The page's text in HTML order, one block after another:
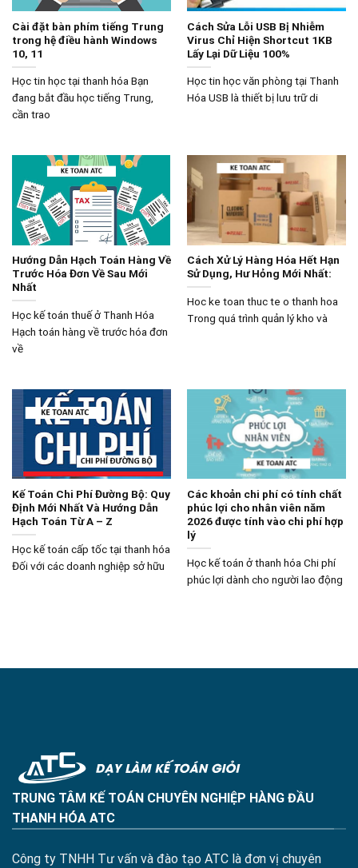
Cài đặt bàn phím tiếng Trung
trong hệ điều hành Windows
10, 11
Học tin học tại thanh hóa Bạn
đang bắt đầu học tiếng Trung,
cần trao
Cách Sửa Lỗi USB Bị Nhiễm
Virus Chỉ Hiện Shortcut 1KB
Lấy Lại Dữ Liệu 100%
Học tin học văn phòng tại Thanh
Hóa USB là thiết bị lưu trữ di
Hướng Dẫn Hạch Toán Hàng Về
Trước Hóa Đơn Về Sau Mới
Nhất
Học kế toán thuế ở Thanh Hóa
Hạch toán hàng về trước hóa đơn
về
Cách Xử Lý Hàng Hóa Hết Hạn
Sử Dụng, Hư Hỏng Mới Nhất:
Hoc ke toan thuc te o thanh hoa
Trong quá trình quản lý kho và
Kế Toán Chi Phí Đường Bộ: Quy
Định Mới Nhất Và Hướng Dẫn
Hạch Toán Từ A – Z
Học kế toán cấp tốc tại thanh hóa
Đối với các doanh nghiệp sở hữu
Các khoản chi phí có tính chất
phúc lợi cho nhân viên năm
2026 được tính vào chi phí hợp
lý
Học kế toán ở thanh hóa Chi phí
phúc lợi dành cho người lao động
TRUNG TÂM KẾ TOÁN CHUYÊN NGHIỆP HÀNG ĐẦU
THANH HÓA ATC
Công ty TNHH Tư vấn và đào tạo ATC là đơn vị chuyên